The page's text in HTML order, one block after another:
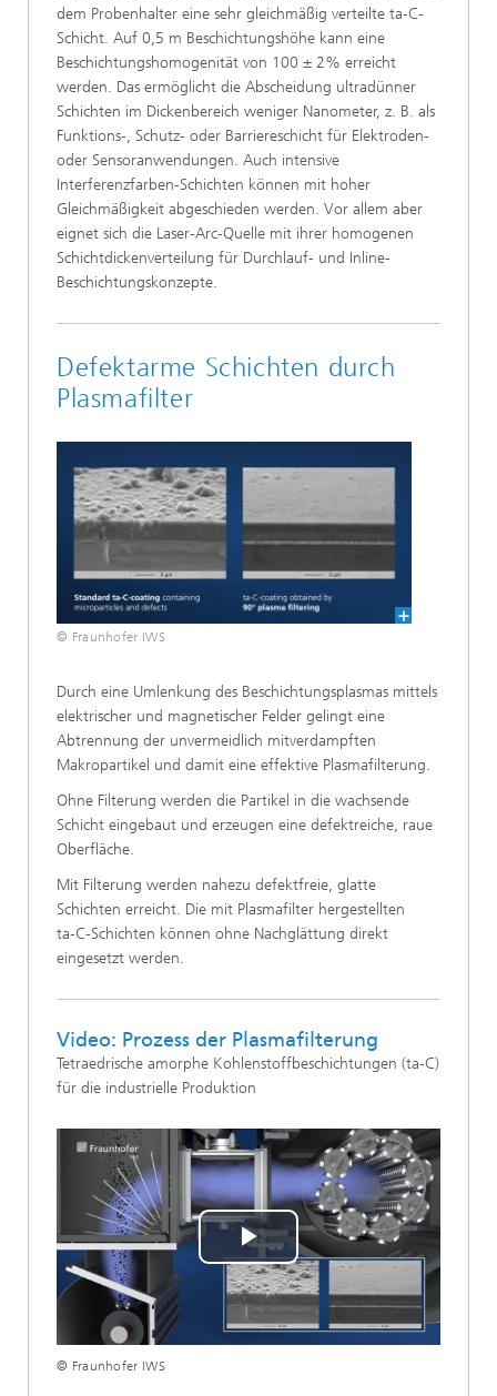
dem Probenhalter eine sehr gleichmäßig verteilte ta‑C-
Schicht. Auf 0,5 m Beschichtungshöhe kann eine
Beschichtungshomogenität von 100 ± 2% erreicht
werden. Das ermöglicht die Abscheidung ultradünner
Schichten im Dickenbereich weniger Nanometer, z. B. als
Funktions-, Schutz- oder Barriereschicht für Elektroden-
oder Sensoranwendungen. Auch intensive
Interferenzfarben-Schichten können mit hoher
Gleichmäßigkeit abgeschieden werden. Vor allem aber
eignet sich die Laser-Arc-Quelle mit ihrer homogenen
Schichtdickenverteilung für Durchlauf- und Inline-
Beschichtungskonzepte.
Defektarme Schichten durch
Plasmafilter
© Fraunhofer IWS
Durch eine Umlenkung des Beschichtungsplasmas mittels
elektrischer und magnetischer Felder gelingt eine
Abtrennung der unvermeidlich mitverdampften
Makropartikel und damit eine effektive Plasmafilterung.
Ohne Filterung werden die Partikel in die wachsende
Schicht eingebaut und erzeugen eine defektreiche, raue
Oberfläche.
Mit Filterung werden nahezu defektfreie, glatte
Schichten erreicht. Die mit Plasmafilter hergestellten
ta‑C-Schichten können ohne Nachglättung direkt
eingesetzt werden.
Video: Prozess der Plasmafilterung
Tetraedrische amorphe Kohlenstoffbeschichtungen (ta-C)
für die industrielle Produktion
Play
Video
© Fraunhofer IWS